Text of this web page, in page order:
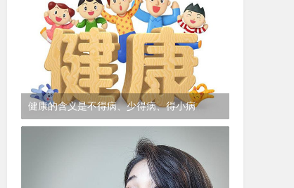
健康的含义是不得病、少得病、得小病
1年前(2024-12-06) 皮肤科